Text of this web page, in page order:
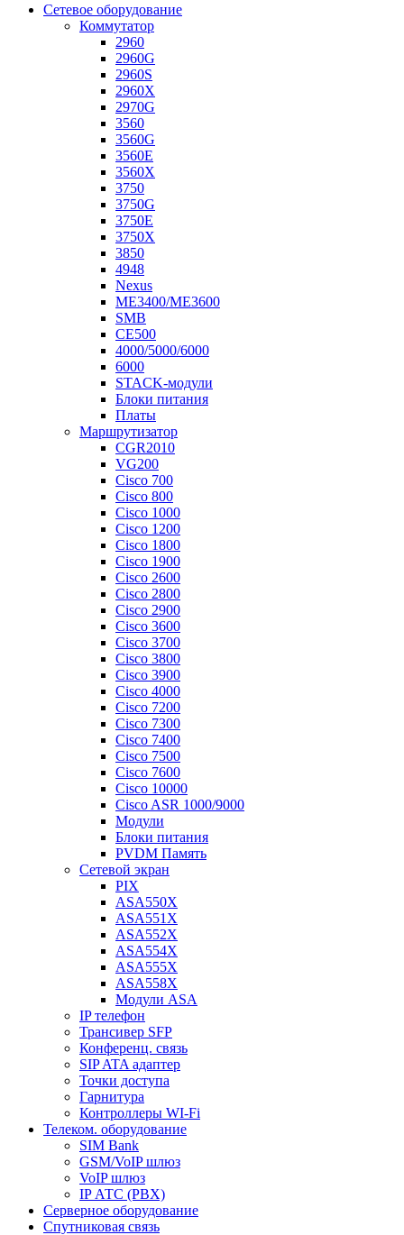
Сетевое оборудование
Коммутатор
2960
2960G
2960S
2960X
2970G
3560
3560G
3560E
3560X
3750
3750G
3750E
3750X
3850
4948
Nexus
ME3400/ME3600
SMB
CE500
4000/5000/6000
6000
STACK-модули
Блоки питания
Платы
Маршрутизатор
CGR2010
VG200
Cisco 700
Cisco 800
Cisco 1000
Cisco 1200
Cisco 1800
Cisco 1900
Cisco 2600
Cisco 2800
Cisco 2900
Cisco 3600
Cisco 3700
Cisco 3800
Cisco 3900
Cisco 4000
Cisco 7200
Cisco 7300
Cisco 7400
Cisco 7500
Cisco 7600
Cisco 10000
Cisco ASR 1000/9000
Модули
Блоки питания
PVDM Память
Сетевой экран
PIX
ASA550X
ASA551X
ASA552X
ASA554X
ASA555X
ASA558X
Модули ASA
IP телефон
Трансивер SFP
Конференц. связь
SIP ATA адаптер
Точки доступа
Гарнитура
Контроллеры WI-Fi
Телеком. оборудование
SIM Bank
GSM/VoIP шлюз
VoIP шлюз
IP АТС (PBX)
Серверное оборудование
Спутниковая связь